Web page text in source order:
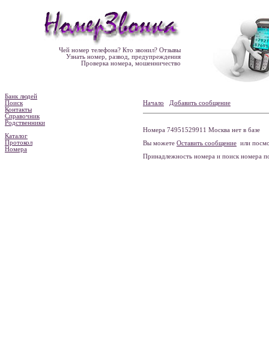
Чей номер телефона? Кто звонил? Отзывы
Узнать номер, развод, предупреждения
Проверка номера, мошенничество
Банк людей
Поиск
Контакты
Справочник
Родственники
Каталог
Протокол
Номера
Начало Добавить сообщение
Номера 74951529911 Москва нет в базе
Вы можете Оставить сообщение или
Принадлежность номера и поиск номера